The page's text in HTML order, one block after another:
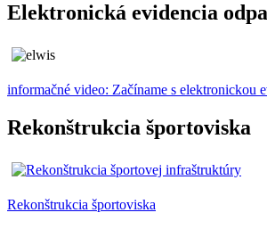
Elektronická evidencia
informačné video: Začíname s elektronickou
Rekonštrukcia športoviska
Rekonštrukcia športoviska